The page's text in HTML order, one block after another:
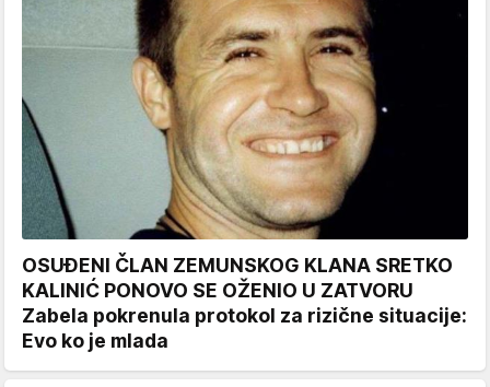
OSUĐENI ČLAN ZEMUNSKOG KLANA SRETKO
KALINIĆ PONOVO SE OŽENIO U ZATVORU
Zabela pokrenula protokol za rizične situacije:
Evo ko je mlada